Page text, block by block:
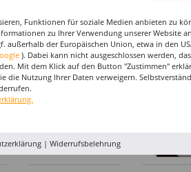
%
Funktionen für soziale Medien anbieten zu
zu Ihrer Verwendung unserer Website
außerhalb der Europäischen Union, etwa in den
). Dabei kann nicht ausgeschlossen werden,
Mit dem Klick auf den Button "Zustimmen"
die Nutzung Ihrer Daten verweigern.
| Widerrufsbelehrung